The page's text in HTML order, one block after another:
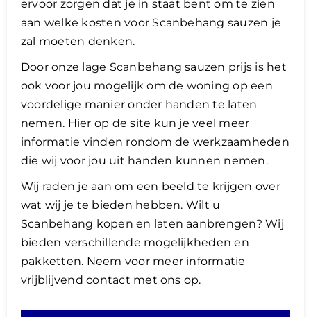
ervoor zorgen dat je in staat bent om te zien
aan welke kosten voor Scanbehang sauzen je
zal moeten denken.
​Door onze lage Scanbehang sauzen prijs is het
ook voor jou mogelijk om de woning op een
voordelige manier onder handen te laten
nemen. Hier op de site kun je veel meer
informatie vinden rondom de werkzaamheden
die wij voor jou uit handen kunnen nemen.
Wij raden je aan om een beeld te krijgen over
wat wij je te bieden hebben. Wilt u
Scanbehang kopen en laten aanbrengen? Wij
bieden verschillende mogelijkheden en
pakketten. Neem voor meer informatie
vrijblijvend contact met ons op.